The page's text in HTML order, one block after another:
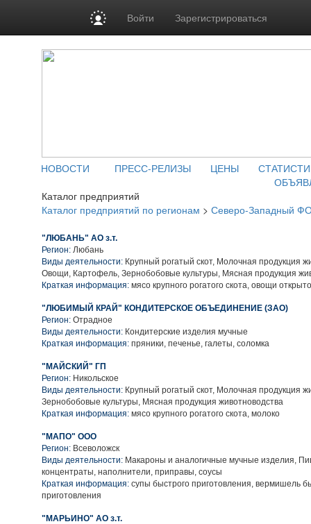
Войти Зарегистрироваться
НОВОСТИ ПРЕСС-РЕЛИЗЫ ЦЕНЫ
Каталог предприятий
Каталог предприятий по регионам > Северо-Западный
"ЛЮБАНЬ" АО з.т.
Регион: Любань
Виды деятельности: Крупный рогатый скот, Молочная продукция
Овощи, Картофель, Зернобобовые культуры, Мясная продукция
Краткая информация: мясо крупного рогатого скота, овощи
"ЛЮБИМЫЙ КРАЙ" КОНДИТЕРСКОЕ ОБЪЕДИНЕНИЕ (ЗАО)
Регион: Отрадное
Виды деятельности: Кондитерские изделия мучные
Краткая информация: пряники, печенье, галеты, соломка
"МАЙСКИЙ" ГП
Регион: Никольское
Виды деятельности: Крупный рогатый скот, Молочная продукция
Зернобобовые культуры, Мясная продукция животноводства
Краткая информация: мясо крупного рогатого скота, молоко
"МАПО" ООО
Регион: Всеволожск
Виды деятельности: Макароны и аналогичные мучные изделия,
концентраты, наполнители, приправы, соусы
Краткая информация: супы быстрого приготовления, вермишель
приготовления
"МАРЬИНО" АО з.т.